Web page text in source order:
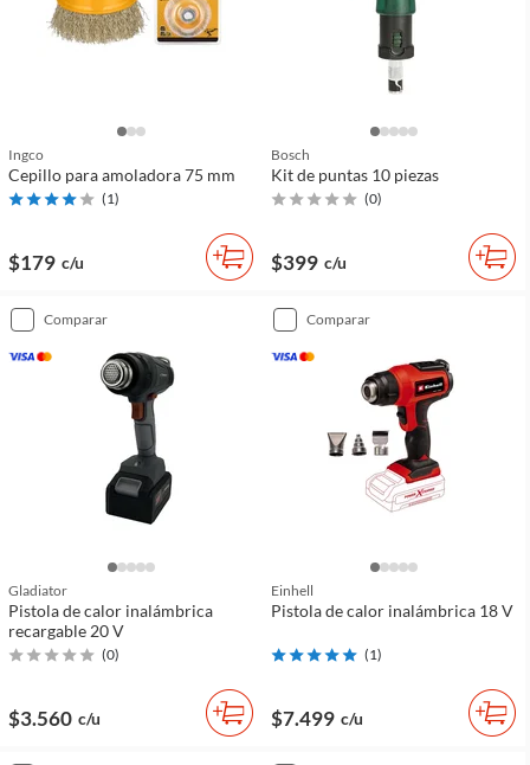
Ingco
Cepillo para amoladora 75 mm
(1)
$179 c/u
Bosch
Kit de puntas 10 piezas
(0)
$399 c/u
comparar
Gladiator
Pistola de calor inalámbrica
recargable 20 V
(0)
$3.560 c/u
comparar
Einhell
Pistola de calor inalámbrica 18 V
(1)
$7.499 c/u